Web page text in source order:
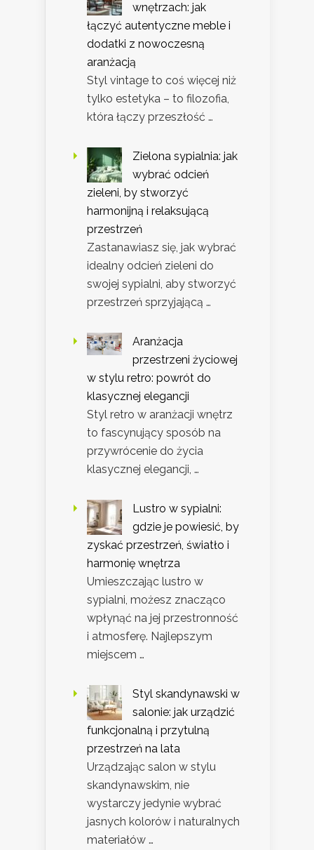
wnętrzach: jak
łączyć autentyczne meble i
dodatki z nowoczesną
aranżacją
Styl vintage to coś więcej niż
tylko estetyka – to filozofia,
która łączy przeszłość …
Zielona sypialnia: jak
wybrać odcień
zieleni, by stworzyć
harmonijną i relaksującą
przestrzeń
Zastanawiasz się, jak wybrać
idealny odcień zieleni do
swojej sypialni, aby stworzyć
przestrzeń sprzyjającą …
Aranżacja
przestrzeni życiowej
w stylu retro: powrót do
klasycznej elegancji
Styl retro w aranżacji wnętrz
to fascynujący sposób na
przywrócenie do życia
klasycznej elegancji, …
Lustro w sypialni:
gdzie je powiesić, by
zyskać przestrzeń, światło i
harmonię wnętrza
Umieszczając lustro w
sypialni, możesz znacząco
wpłynąć na jej przestronność
i atmosferę. Najlepszym
miejscem …
Styl skandynawski w
salonie: jak urządzić
funkcjonalną i przytulną
przestrzeń na lata
Urządzając salon w stylu
skandynawskim, nie
wystarczy jedynie wybrać
jasnych kolorów i naturalnych
materiałów …